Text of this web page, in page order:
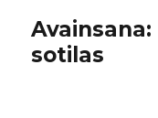
Avainsana:
sotilas